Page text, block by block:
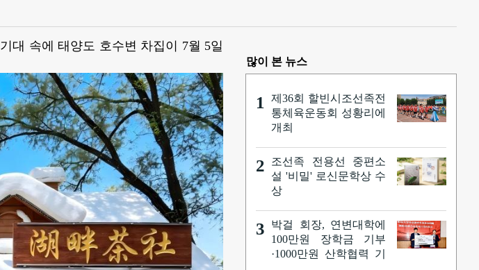
대 속에 태양도 호수변 차집이 7월 5일
많이 본 뉴스
1
제36회 할빈시조선족전
통체육운동회 성황리에
개최
2
조선족 전용선 중편소
설 '비밀' 로신문학상 수
상
3
박걸 회장, 연변대학에
100만원 장학금 기부
·1000만원 산학협력 기